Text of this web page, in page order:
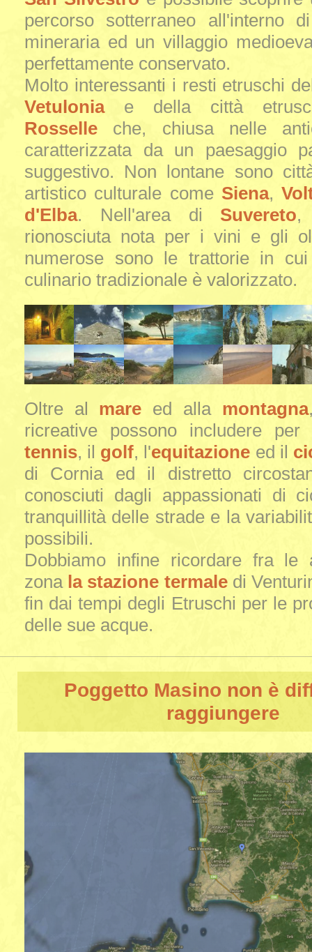
percorso sotterraneo all'interno
mineraria ed un villaggio
perfettamente conservato.
Molto interessanti i resti etruschi
Vetuloniae della città
Rosselle che, chiusa nelle
caratterizzata da un paesaggio
suggestivo. Non lontane sono
artistico culturale come Siena,
d'Elba. Nell'area di Suvereto,
rionosciuta nota per i vini e gli
numerose sono le trattorie in
culinario tradizionale è valorizzato.
Oltre al mare ed alla montagna
ricreative possono includere
tennis, il golf, l'equitazione ed il
di Cornia ed il distretto
conosciuti dagli appassionati di
tranquillità delle strade e la
possibili.
Dobbiamo infine ricordare fra le
zona la stazione termaledi
fin dai tempi degli Etruschi per le
delle sue acque.
Poggetto Masino non è
raggiungere